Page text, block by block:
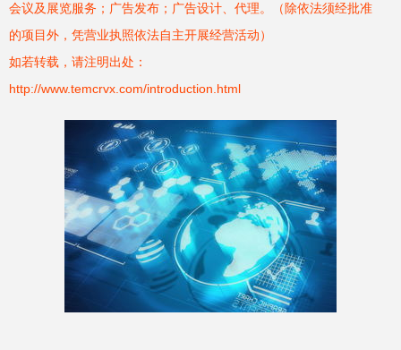
会议及展览服务；广告发布；广告设计、代理。（除依法须经批准
的项目外，凭营业执照依法自主开展经营活动）
如若转载，请注明出处：
http://www.temcrvx.com/introduction.html